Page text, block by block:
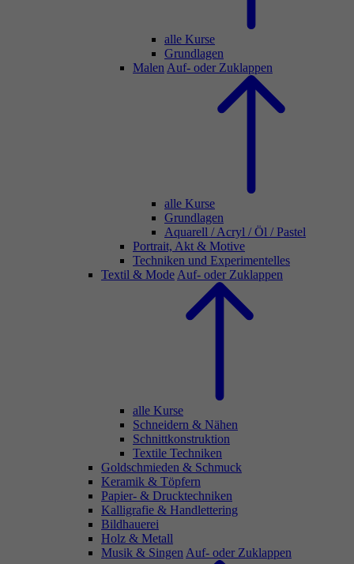
alle Kurse
Grundlagen
Malen Auf- oder Zuklappen
alle Kurse
Grundlagen
Aquarell / Acryl / Öl / Pastel
Portrait, Akt & Motive
Techniken und Experimentelles
Textil & Mode Auf- oder Zuklappen
alle Kurse
Schneidern & Nähen
Schnittkonstruktion
Textile Techniken
Goldschmieden & Schmuck
Keramik & Töpfern
Papier- & Drucktechniken
Kalligrafie & Handlettering
Bildhauerei
Holz & Metall
Musik & Singen Auf- oder Zuklappen